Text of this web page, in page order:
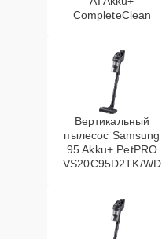
CompleteClean
Вертикальный
пылесос Samsung
95 Akku+ PetPRO
VS20C95D2TK/WD